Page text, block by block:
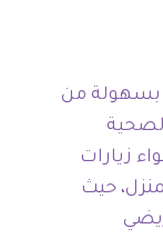
بسهولة من
زيارات
حيث